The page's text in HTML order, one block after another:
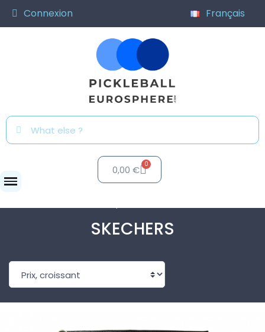
Connexion Français
0,00 €
SKECHERS